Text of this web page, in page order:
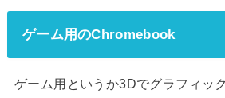
ゲーム用のChromebook
ゲーム用というか3Dでグラフィッ